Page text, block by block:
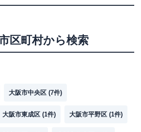
区町村から検索
大阪市中央区 (7件)
大阪市東成区 (1件) 大阪市平野区 (1件)